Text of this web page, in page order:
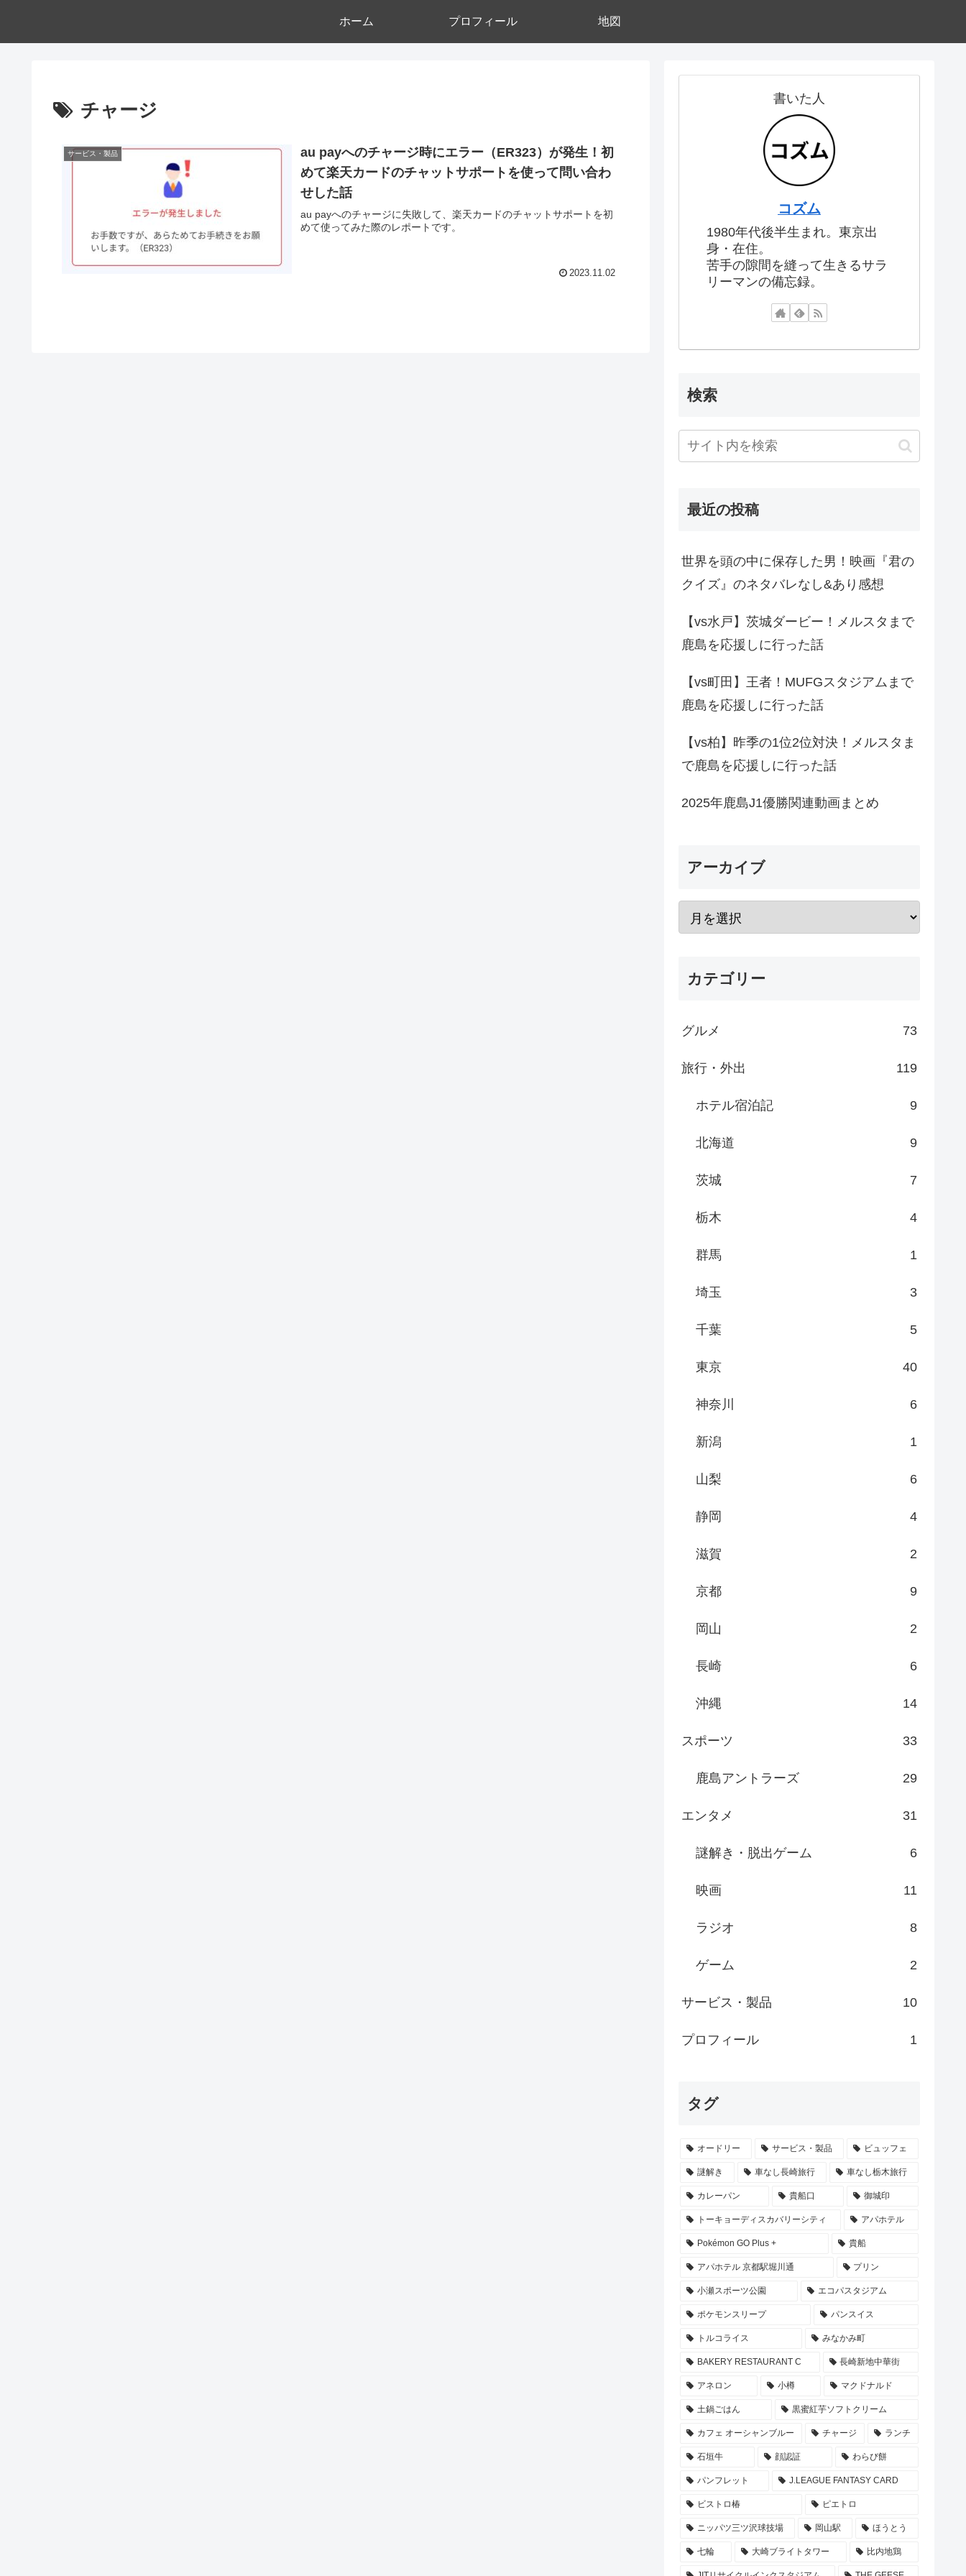
ホーム プロフィール 地図
チャージ
サービス・製品
au payへのチャージ時にエラー（ER323）が発生！初
めて楽天カードのチャットサポートを使って問い合わ
せした話
au payへのチャージに失敗して、楽天カードのチャットサポートを初
めて使ってみた際のレポートです。
2023.11.02
書いた人
コズム
1980年代後半生まれ。東京出
身・在住。
苦手の隙間を縫って生きるサラ
リーマンの備忘録。
検索
最近の投稿
世界を頭の中に保存した男！映画『君の
クイズ』のネタバレなし&あり感想
【vs水戸】茨城ダービー！メルスタまで
鹿島を応援しに行った話
【vs町田】王者！MUFGスタジアムまで
鹿島を応援しに行った話
【vs柏】昨季の1位2位対決！メルスタま
で鹿島を応援しに行った話
2025年鹿島J1優勝関連動画まとめ
アーカイブ
カテゴリー
グルメ 73
旅行・外出 119
ホテル宿泊記 9
北海道 9
茨城 7
栃木 4
群馬 1
埼玉 3
千葉 5
東京 40
神奈川 6
新潟 1
山梨 6
静岡 4
滋賀 2
京都 9
岡山 2
長崎 6
沖縄 14
スポーツ 33
鹿島アントラーズ 29
エンタメ 31
謎解き・脱出ゲーム 6
映画 11
ラジオ 8
ゲーム 2
サービス・製品 10
プロフィール 1
タグ
オードリー サービス・製品 ビュッフェ
謎解き 車なし長崎旅行 車なし栃木旅行
カレーパン 貴船口 御城印
トーキョーディスカバリーシティ アパホテル
Pokémon GO Plus + 貴船
アパホテル 京都駅堀川通 プリン
小瀬スポーツ公園 エコパスタジアム
ポケモンスリープ パンスイス
トルコライス みなかみ町
BAKERY RESTAURANT C 長崎新地中華街
アネロン 小樽 マクドナルド
土鍋ごはん 黒蜜紅芋ソフトクリーム
カフェ オーシャンブルー チャージ ランチ
石垣牛 顔認証 わらび餅
パンフレット J.LEAGUE FANTASY CARD
ビストロ椿 ピエトロ
ニッパツ三ツ沢球技場 岡山駅 ほうとう
七輪 大崎ブライトタワー 比内地鶏